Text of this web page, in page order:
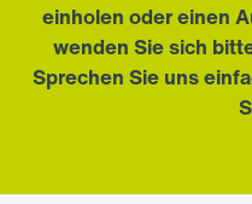
einholen oder einen
wenden Sie sich
Sprechen Sie uns